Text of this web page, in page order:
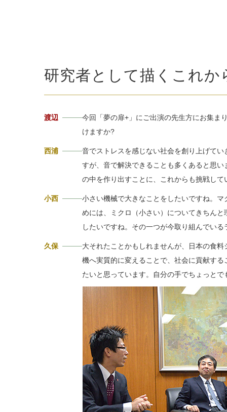
研究者として描くこれか
渡辺
今回「夢の扉+」にご出演の先生方にお集ま
けますか?
西浦
音でストレスを感じない社会を創り上げて
すが、音で解決できることも多くあると思
の中を作り出すことに、これからも挑戦して
小西
小さい機械で大きなことをしたいですね。
めには、ミクロ（小さい）についてきちん
したいですね。その一つが今取り組んでい
久保
大それたことかもしれませんが、日本の食
機へ実質的に変えることで、社会に貢献す
たいと思っています。自分の手でちょっと